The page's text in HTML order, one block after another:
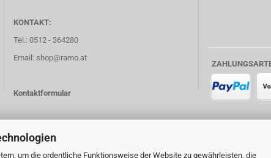
um die ordentliche Funktionsweise der Website zu gewährleisten, die
KONTAKT:
Tel.: 0512 - 364280
Email: shop@ramo.at
Kontaktformular